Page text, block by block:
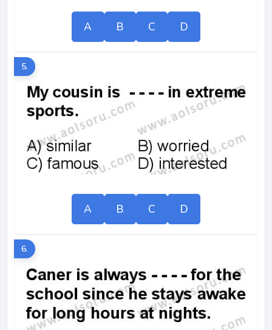
A B C D
5.
A B C D
6.